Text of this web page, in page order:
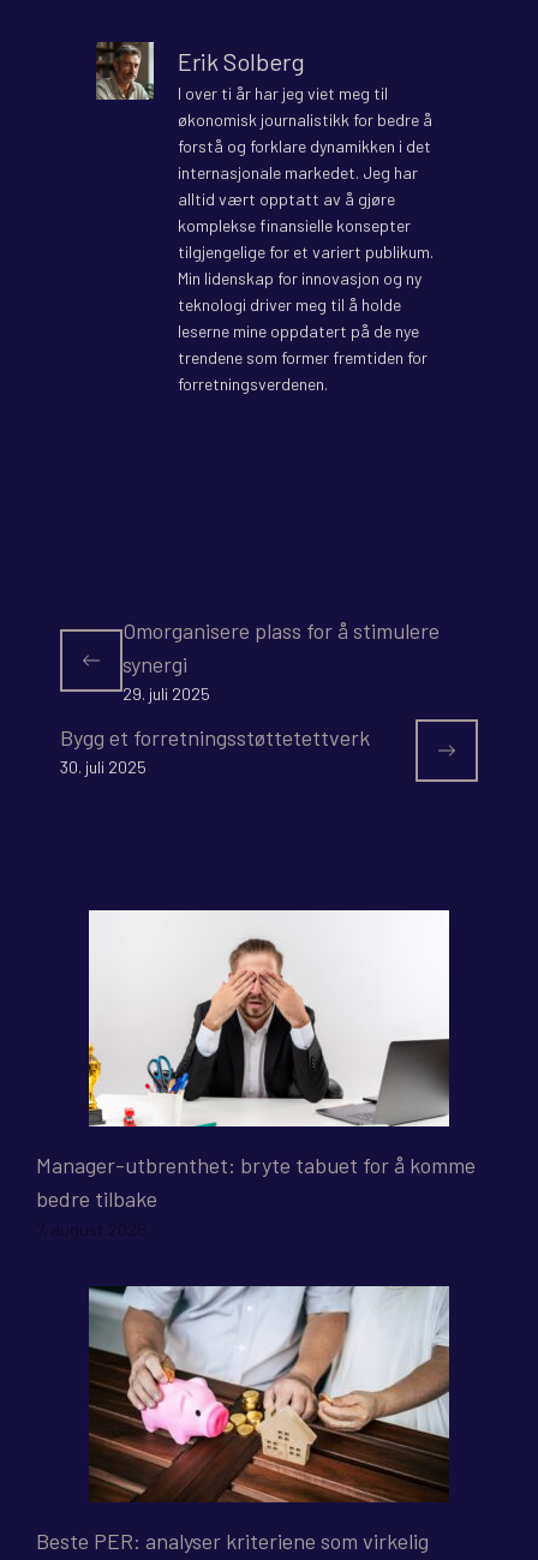
Erik Solberg
I over ti år har jeg viet meg til
økonomisk journalistikk for bedre å
forstå og forklare dynamikken i det
internasjonale markedet. Jeg har
alltid vært opptatt av å gjøre
komplekse finansielle konsepter
tilgjengelige for et variert publikum.
Min lidenskap for innovasjon og ny
teknologi driver meg til å holde
leserne mine oppdatert på de nye
trendene som former fremtiden for
forretningsverdenen.
Omorganisere plass for å stimulere
synergi
29. juli 2025
Bygg et forretningsstøttetettverk
30. juli 2025
Manager-utbrenthet: bryte tabuet for å komme
bedre tilbake
7. august 2026
Beste PER: analyser kriteriene som virkelig